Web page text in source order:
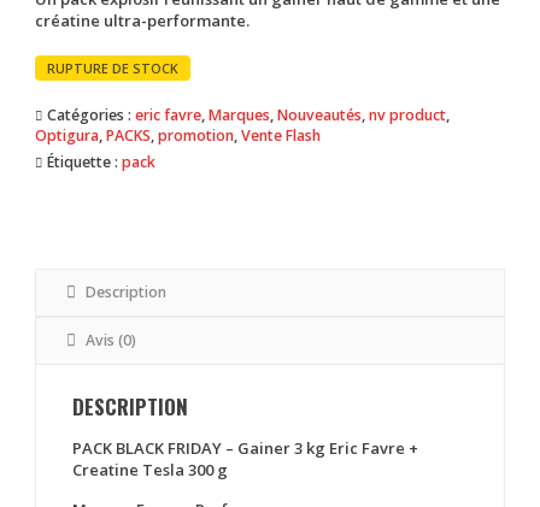
créatine ultra-performante.
RUPTURE DE STOCK
Catégories :eric favre,Marques,Nouveautés,nv product,
Optigura,PACKS,promotion,Vente Flash
Étiquette :pack
Description
Avis (0)
DESCRIPTION
PACK BLACK FRIDAY – Gainer 3 kg Eric Favre +
Creatine Tesla 300 g